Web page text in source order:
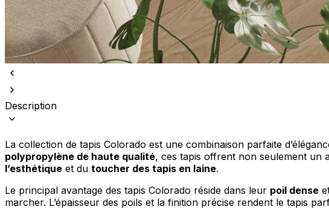
Description
La collection de tapis Colorado est une combinaison parfaite
polypropylène de haute qualité, ces tapis offrent non seulement un
l’esthétique et du toucher des tapis en laine.
Le principal avantage des tapis Colorado réside dans leur poil dense
marcher. L’épaisseur des poils et la finition précise rendent le tapis
Indispensables
Les cookies indispensables sont cruciaux pour
ne stockent aucune donnée permettant